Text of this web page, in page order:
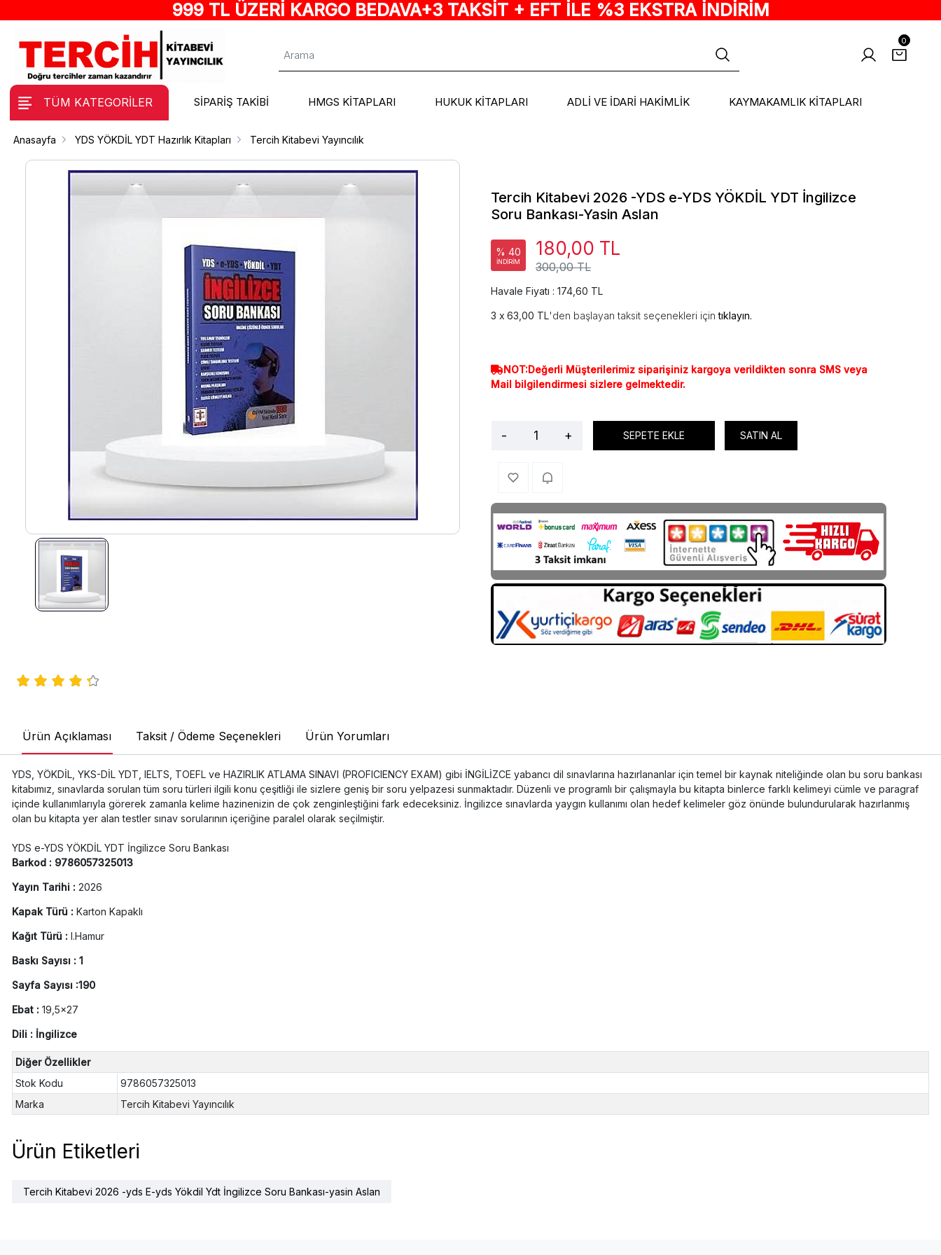
999 TL ÜZERİ KARGO BEDAVA+3 TAKSİT + EFT İLE %3 EKSTRA İNDİRİM
0
TÜM KATEGORİLER SİPARİŞ TAKİBİ HMGS KİTAPLARI HUKUK KİTAPLARI ADLİ VE İDARİ HAKİMLİK KAYMAKAMLIK KİTAPLARI
Anasayfa YDS YÖKDİL YDT Hazırlık Kitapları Tercih Kitabevi Yayıncılık
Tercih Kitabevi 2026 -YDS e-YDS YÖKDİL YDT İngilizce
Soru Bankası-Yasin Aslan
% 40
İNDİRİM 300,00 TL
180,00 TL
Havale Fiyatı : 174,60 TL
63,00 TL'den başlayan taksit seçenekleri içintıklayın.
NOT:Değerli Müşterilerimiz siparişiniz kargoya verildikten sonra SMS veya
Mail bilgilendirmesi sizlere gelmektedir.
- + SEPETE EKLE SATIN AL
Ürün Açıklaması Taksit / Ödeme Seçenekleri Ürün Yorumları
YDS, YÖKDİL, YKS-DİL YDT, IELTS, TOEFL ve HAZIRLIK ATLAMA SINAVI (PROFICIENCY EXAM) gibi İNGİLİZCE yabancı dil sınavlarına hazırlananlar için temel bir kaynak niteliğinde olan bu soru bankası
kitabımız, sınavlarda sorulan tüm soru türleri ilgili konu çeşitliği ile sizlere geniş bir soru yelpazesi sunmaktadır. Düzenli ve programlı bir çalışmayla bu kitapta binlerce farklı kelimeyi cümle ve paragraf
içinde kullanımlarıyla görerek zamanla kelime hazinenizin de çok zenginleştiğini fark edeceksiniz. İngilizce sınavlarda yaygın kullanımı olan hedef kelimeler göz önünde bulundurularak hazırlanmış
olan bu kitapta yer alan testler sınav sorularının içeriğine paralel olarak seçilmiştir.
YDS e-YDS YÖKDİL YDT İngilizce Soru Bankası
Barkod : 9786057325013
Yayın Tarihi : 2026
Kapak Türü : Karton Kapaklı
Kağıt Türü : I.Hamur
Baskı Sayısı : 1
Sayfa Sayısı :190
Ebat : 19,5x27
Dili : İngilizce
Diğer Özellikler
Stok Kodu
9786057325013
Marka
Tercih Kitabevi Yayıncılık
Ürün Etiketleri
Tercih Kitabevi 2026 -yds E-yds Yökdil Ydt İngilizce Soru Bankası-yasin Aslan